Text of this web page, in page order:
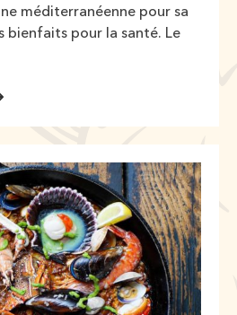
méditerranéenne pour sa
bienfaits pour la santé. Le